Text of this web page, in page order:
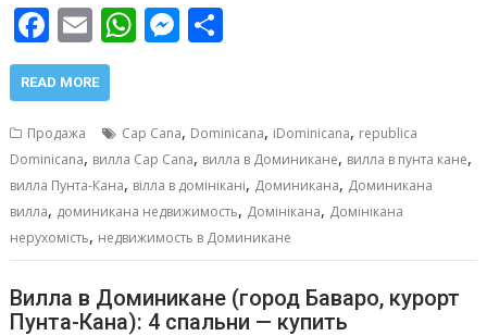
F
ac
e
b
o
o
k
E
m
ai
W
s
A
p
p
M
e
n
g
er
р
а
в
и
т
ь
READ MORE
Продажа Cap Cana, Dominicana, iDominicana, republica
Dominicana, вилла Cap Cana, вилла в Доминикане, вилла в пунта кане,
вилла Пунта-Кана, вілла в домінікані, Доминикана, Доминикана
вилла, доминикана недвижимость, Домінікана, Домінікана
нерухомість, недвижимость в Доминикане
Вилла в Доминикане (город Баваро, курорт
Пунта-Кана): 4 спальни — купить